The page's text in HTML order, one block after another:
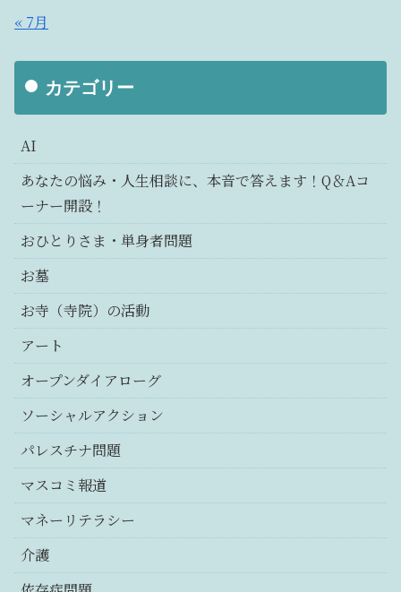
« 7月
カテゴリー
AI
あなたの悩み・人生相談に、本音で答えます！Q＆Aコ
ーナー開設！
おひとりさま・単身者問題
お墓
お寺（寺院）の活動
アート
オープンダイアローグ
ソーシャルアクション
パレスチナ問題
マスコミ報道
マネーリテラシー
介護